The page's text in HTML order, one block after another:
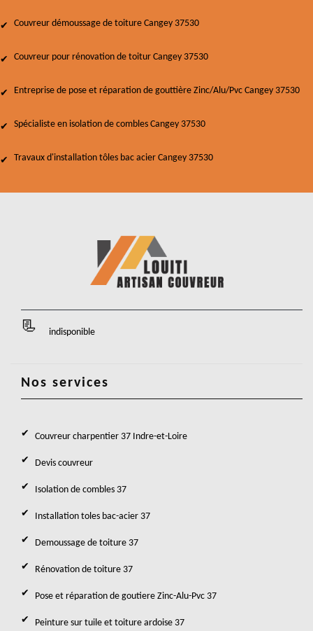
Couvreur démoussage de toiture Cangey 37530
Couvreur pour rénovation de toitur Cangey 37530
Entreprise de pose et réparation de gouttière Zinc/Alu/Pvc Cangey 37530
Spécialiste en isolation de combles Cangey 37530
Travaux d'installation tôles bac acier Cangey 37530
indisponible
Nos services
Couvreur charpentier 37 Indre-et-Loire
Devis couvreur
Isolation de combles 37
Installation toles bac-acier 37
Demoussage de toiture 37
Rénovation de toiture 37
Pose et réparation de goutiere Zinc-Alu-Pvc 37
Peinture sur tuile et toiture ardoise 37